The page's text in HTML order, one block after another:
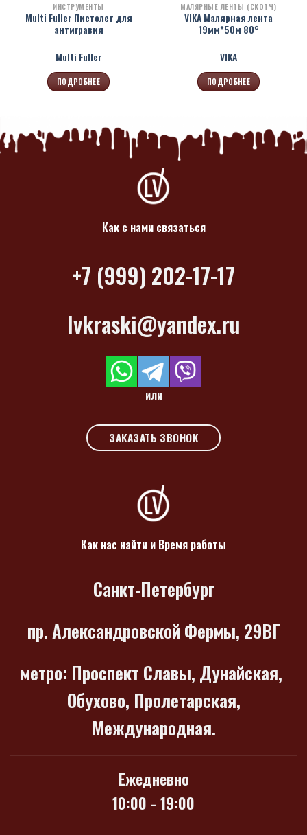
ИНСТРУМЕНТЫ
Multi Fuller Пистолет для
антигравия
Multi Fuller
ПОДРОБНЕЕ
МАЛЯРНЫЕ ЛЕНТЫ (СКОТЧ)
VIKA Малярная лента
19мм*50м 80°
VIKA
ПОДРОБНЕЕ
Как с нами связаться
+7 (999) 202-17-17
lvkraski@yandex.ru
или
ЗАКАЗАТЬ ЗВОНОК
Как нас найти и Время работы
Санкт-Петербург
пр. Александровской Фермы, 29ВГ
метро: Проспект Славы, Дунайская,
Обухово, Пролетарская,
Международная.
Ежедневно
10:00 - 19:00